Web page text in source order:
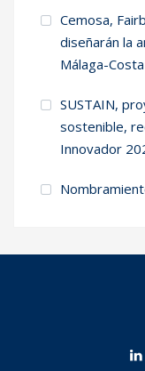
Cemosa,
diseñarán la
Málaga-
SUSTAIN,
sostenible,
Innovador